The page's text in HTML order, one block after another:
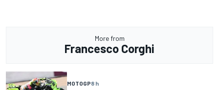
More from
Francesco Corghi
MOTOGP8 h